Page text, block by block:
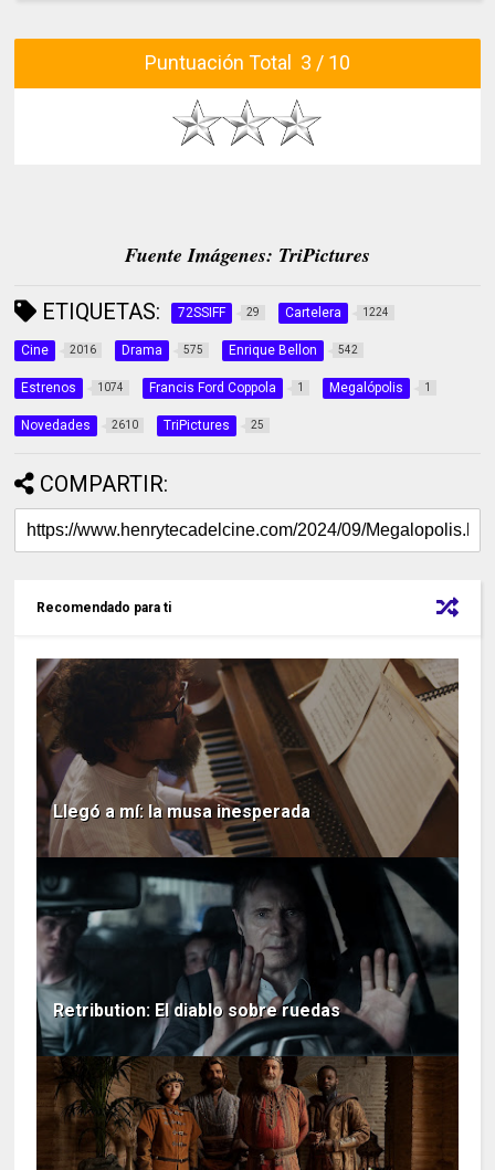
Puntuación Total 3 / 10
Fuente Imágenes: TriPictures
ETIQUETAS: 72SSIFF 29 Cartelera 1224
Cine 2016 Drama 575 Enrique Bellon 542
Estrenos 1074 Francis Ford Coppola 1 Megalópolis 1
Novedades 2610 TriPictures 25
COMPARTIR:
Recomendado para ti
Llegó a mí: la musa inesperada
Retribution: El diablo sobre ruedas